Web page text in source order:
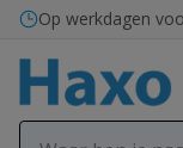
Ga naar de inhoud
Op werkdagen